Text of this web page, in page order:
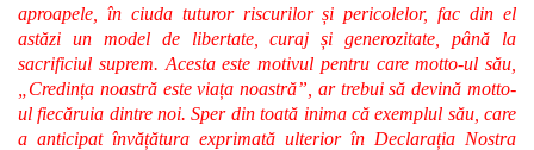
aproapele, în ciuda tuturor riscurilor și pericolelor, fac din el
astăzi un model de libertate, curaj și generozitate, până la
sacrificiul suprem. Acesta este motivul pentru care motto-ul său,
„Credința noastră este viața noastră”, ar trebui să devină motto-
ul fiecăruia dintre noi. Sper din toată inima că exemplul său, care
a anticipat învățătura exprimată ulterior în Declarația Nostra